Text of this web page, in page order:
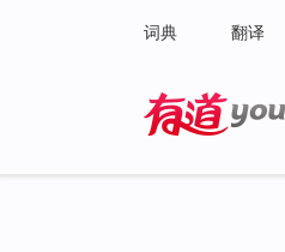
词典 翻译